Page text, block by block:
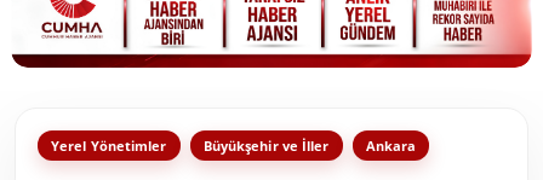
Bakanlıklar
Siyasi Partiler
Yerel Yönetimler Büyükşehir ve İller Ankara